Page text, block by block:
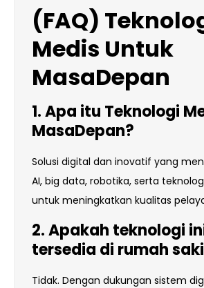
(FAQ)
Medis Untuk
MasaDepan
1. Apa itu Teknologi
MasaDepan?
Solusi digital dan inovatif yang
AI, big data, robotika, serta
untuk meningkatkan kualitas
2. Apakah teknologi
tersedia di rumah
Tidak. Dengan dukungan sistem